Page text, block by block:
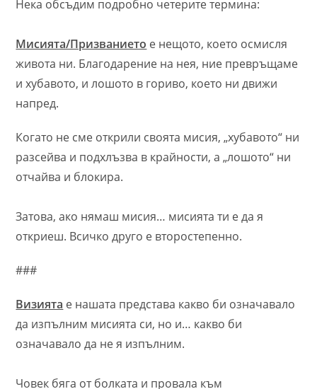
Нека обсъдим подробно четерите термина:
Мисията/Призванието е нещото, което осмисля
живота ни. Благодарение на нея, ние превръщаме
и хубавото, и лошото в гориво, което ни движи
напред.
Когато не сме открили своята мисия, „хубавото“ ни
разсейва и подхлъзва в крайности, а „лошото“ ни
отчайва и блокира.
Затова, ако нямаш мисия… мисията ти е да я
откриеш. Всичко друго е второстепенно.
###
Визията е нашата представа какво би означавало
да изпълним мисията си, но и… какво би
означавало да не я изпълним.
Човек бяга от болката и провала към